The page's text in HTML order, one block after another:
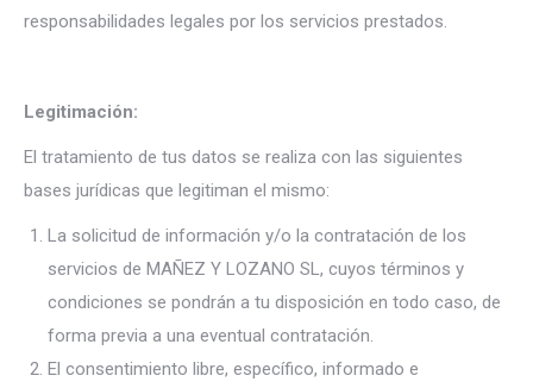
responsabilidades legales por los servicios prestados.
Legitimación:
El tratamiento de tus datos se realiza con las siguientes
bases jurídicas que legitiman el mismo:
La solicitud de información y/o la contratación de los
servicios de MAÑEZ Y LOZANO SL, cuyos términos y
condiciones se pondrán a tu disposición en todo caso, de
forma previa a una eventual contratación.
El consentimiento libre, específico, informado e